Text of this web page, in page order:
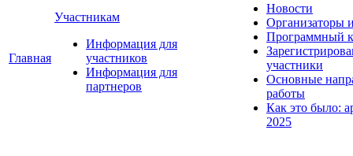
Главная
Участникам
Информация для
участников
Информация для
партнеров
Новости
Организаторы
Программный
участники
Основные
работы
Как это было:
2025